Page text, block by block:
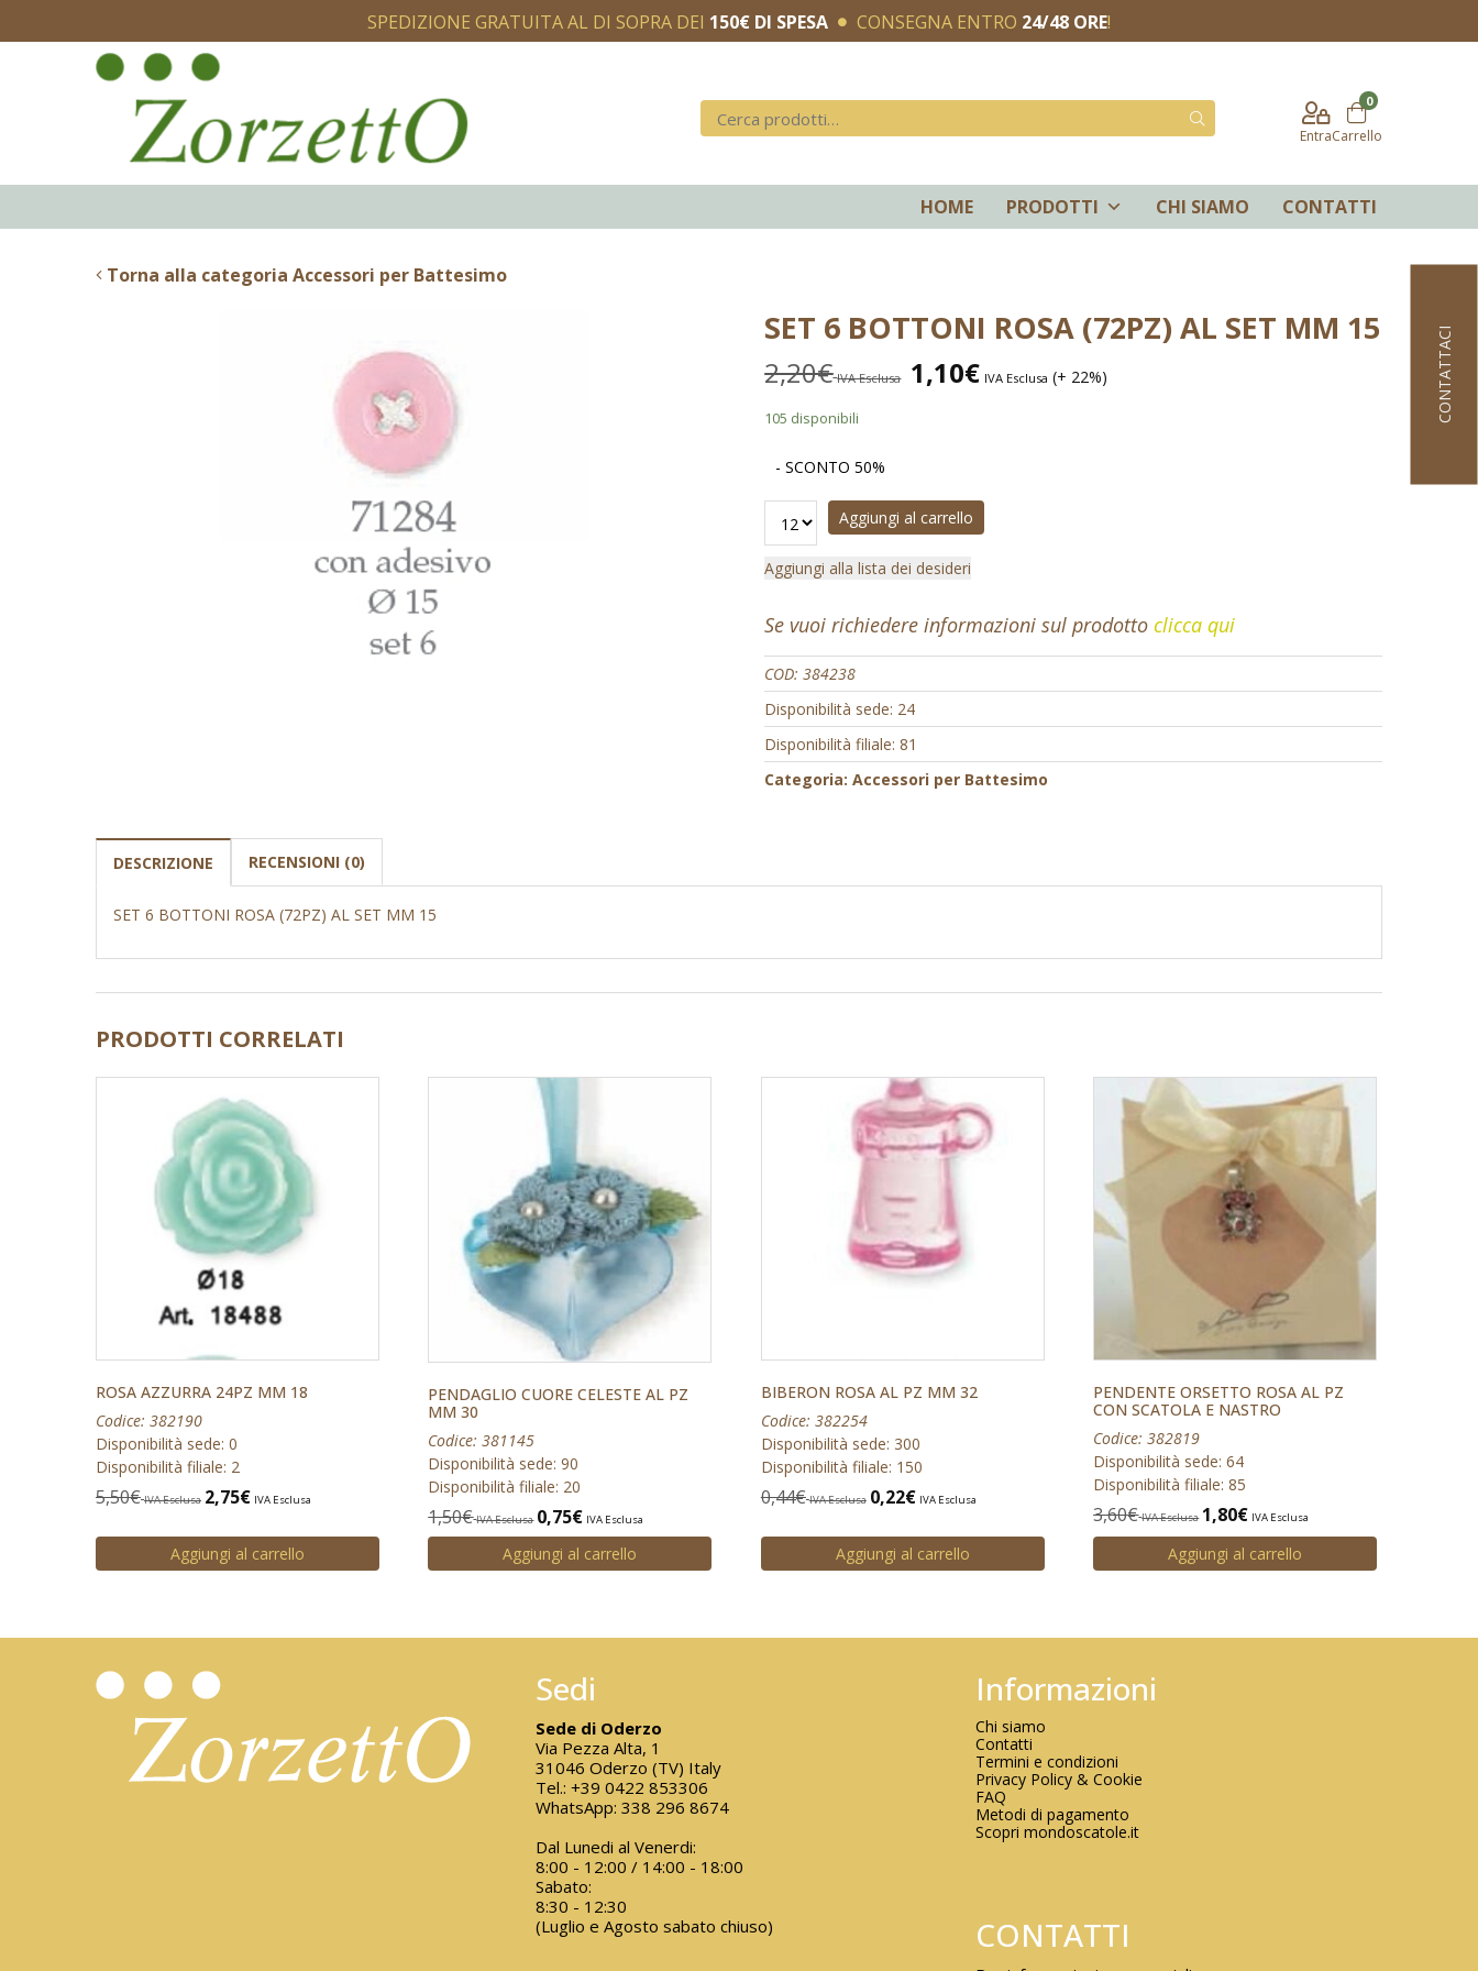
SPEDIZIONE GRATUITA AL DI SOPRA DEI 150€ DI SPESA CONSEGNA ENTRO 24/48 ORE!
Entra
0
Carrello
HOME PRODOTTI CHI SIAMO CONTATTI
Torna alla categoria Accessori per Battesimo
SET 6 BOTTONI ROSA (72PZ) AL SET MM 15
2,20€ IVA Esclusa 1,10€ IVA Esclusa (+ 22%)
105 disponibili
- SCONTO 50%
Aggiungi al carrello
Aggiungi alla lista dei desideri
Se vuoi richiedere informazioni sul prodottoclicca qui
COD:384238
Disponibilità sede: 24
Disponibilità filiale: 81
Categoria:Accessori per Battesimo
DESCRIZIONE RECENSIONI (0)
SET 6 BOTTONI ROSA (72PZ) AL SET MM 15
PRODOTTI CORRELATI
ROSA AZZURRA 24PZ MM 18
Codice: 382190
Disponibilità sede: 0
Disponibilità filiale: 2
5,50€ IVA Esclusa 2,75€ IVA Esclusa
Aggiungi al carrello
PENDAGLIO CUORE CELESTE AL PZ
MM 30
Codice: 381145
Disponibilità sede: 90
Disponibilità filiale: 20
1,50€ IVA Esclusa 0,75€ IVA Esclusa
Aggiungi al carrello
BIBERON ROSA AL PZ MM 32
Codice: 382254
Disponibilità sede: 300
Disponibilità filiale: 150
0,44€ IVA Esclusa 0,22€ IVA Esclusa
Aggiungi al carrello
PENDENTE ORSETTO ROSA AL PZ
CON SCATOLA E NASTRO
Codice: 382819
Disponibilità sede: 64
Disponibilità filiale: 85
3,60€ IVA Esclusa 1,80€ IVA Esclusa
Aggiungi al carrello
CONTATTACI
Sedi
Sede di Oderzo
Via Pezza Alta, 1
31046 Oderzo (TV) Italy
Tel.: +39 0422 853306
WhatsApp: 338 296 8674
Dal Lunedi al Venerdi:
8:00 - 12:00 / 14:00 - 18:00
Sabato:
8:30 - 12:30
(Luglio e Agosto sabato chiuso)
Informazioni
Chi siamo
Contatti
Termini e condizioni
Privacy Policy & Cookie
FAQ
Metodi di pagamento
Scopri mondoscatole.it
CONTATTI